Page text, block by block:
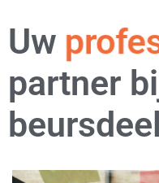
Uw
partner